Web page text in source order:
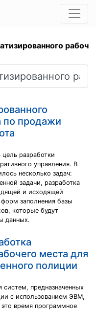
по продажи
разработки
управления. В
несколько задач:
задачи, разработка
и исходящей
заполнения базы
которые будут
данных.
места для
полиции
систем, предназначенных
с использованием ЭВМ,
это время программное